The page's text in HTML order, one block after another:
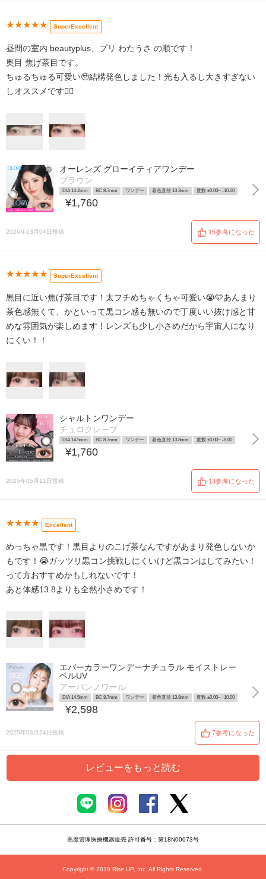
★★★★★ SuperExcellent
昼間の室内 beautyplus、プリ わたうさ の順です！
奥目 焦げ茶目です。
ちゅるちゅる可愛い🥹結構発色しました！光も入るし大きすぎない
しオススメです👌🏻
オーレンズ グローイティアワンデー
ブラウン
DIA 14.2mm BC 8.7mm ワンデー 着色直径 13.3mm 度数 ±0.00~ -10.00
¥1,760
2026年03月04日投稿 15参考になった
★★★★★ SuperExcellent
黒目に近い焦げ茶目です！太フチめちゃくちゃ可愛い😭🩵あんまり
茶色感無くて、かといって黒コン感も無いので丁度いい抜け感と甘
めな雰囲気が楽しめます！レンズも少し小さめだから宇宙人になり
にくい！！
シャルトンワンデー
チュロクレープ
DIA 14.5mm BC 8.7mm ワンデー 着色直径 13.8mm 度数 ±0.00~ -8.00
¥1,760
2025年05月11日投稿 13参考になった
★★★★ Excellent
めっちゃ黒です！黒目よりのこげ茶なんですがあまり発色しないか
もです！😭ガッツリ黒コン挑戦しにくいけど黒コンはしてみたい！
って方おすすめかもしれないです！
あと体感13.8よりも全然小さめです！
エバーカラーワンデーナチュラル モイストレー
ベルUV
アーバンノワール
DIA 14.5mm BC 8.7mm ワンデー 着色直径 13.8mm 度数 ±0.00~ -10.00
¥2,598
2025年03月24日投稿 7参考になった
レビューをもっと読む
高度管理医療機器販売 許可番号：第18N00073号
Copyright © 2019 Rise UP, Inc. All Rights Reserved.